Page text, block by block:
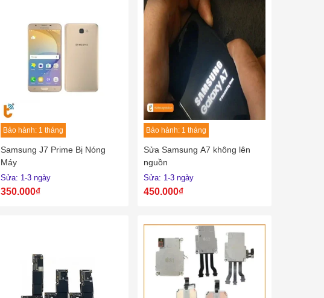
Bảo hành: 1 tháng
Samsung J7 Prime Bị Nóng
Máy
Sửa: 1-3 ngày
350.000₫
Bảo hành: 1 tháng
Sửa Samsung A7 không lên
nguồn
Sửa: 1-3 ngày
450.000₫